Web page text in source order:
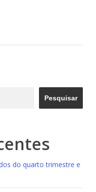
Pesquisar
do quarto trimestre e